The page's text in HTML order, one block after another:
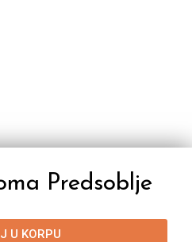
Predsoblje
U KORPU